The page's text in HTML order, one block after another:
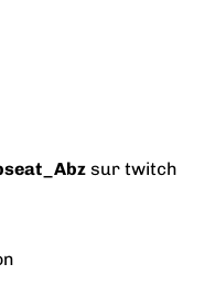
sur twitch